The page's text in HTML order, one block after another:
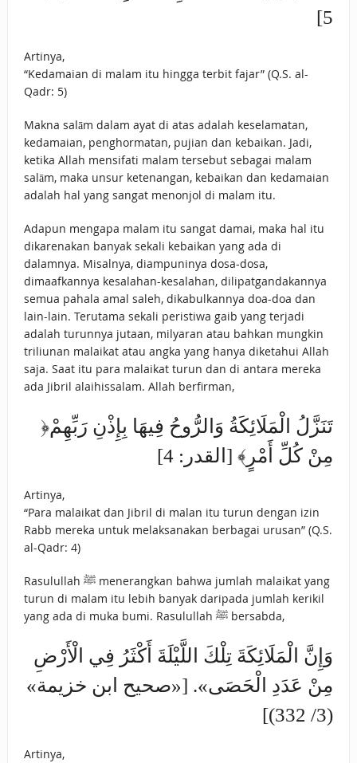
5]
Artinya,
“Kedamaian di malam itu hingga terbit fajar” (Q.S. al-
Qadr: 5)
Makna salām dalam ayat di atas adalah keselamatan,
kedamaian, penghormatan, pujian dan kebaikan. Jadi,
ketika Allah mensifati malam tersebut sebagai malam
salām, maka unsur ketenangan, kebaikan dan kedamaian
adalah hal yang sangat menonjol di malam itu.
Adapun mengapa malam itu sangat damai, maka hal itu
dikarenakan banyak sekali kebaikan yang ada di
dalamnya. Misalnya, diampuninya dosa-dosa,
dimaafkannya kesalahan-kesalahan, dilipatgandakannya
semua pahala amal saleh, dikabulkannya doa-doa dan
lain-lain. Terutama sekali peristiwa gaib yang terjadi
adalah turunnya jutaan, milyaran atau bahkan mungkin
triliunan malaikat atau angka yang hanya diketahui Allah
saja. Saat itu para malaikat turun dan di antara mereka
ada Jibril alaihissalam. Allah berfirman,
﴿‌تَنَزَّلُ ‌الْمَلَائِكَةُ ‌وَالرُّوحُ ‌فِيهَا ‌بِإِذْنِ رَبِّهِمْ
مِنْ كُلِّ أَمْرٍ﴾ [القدر: 4]
Artinya,
“Para malaikat dan Jibril di malan itu turun dengan izin
Rabb mereka untuk melaksanakan berbagai urusan” (Q.S.
al-Qadr: 4)
Rasulullah ﷺ menerangkan bahwa jumlah malaikat yang
turun di malam itu lebih banyak daripada jumlah kerikil
yang ada di muka bumi. Rasulullah ﷺ bersabda,
وَإِنَّ الْمَلَائِكَةَ تِلْكَ اللَّيْلَةَ ‌أَكْثَرُ ‌فِي ‌الْأَرْضِ
‌مِنْ ‌عَدَدِ الْحَصَى». [«صحيح ابن خزيمة»
(3/ 332)]
Artinya,